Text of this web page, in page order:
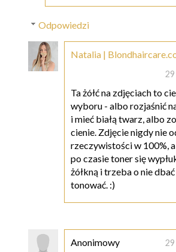
Odpowiedzi
Natalia |
Ta żółć na zdjęciach to
wyboru - albo rozjaśnić
i mieć białą twarz, albo
cienie. Zdjęcie nigdy nie
rzeczywistości w 100%,
po czasie toner się
żółkną i trzeba o nie
tonować. :)
Anonimowy